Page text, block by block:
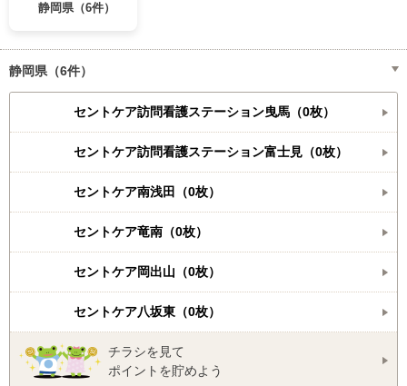
静岡県（6件）
静岡県（6件）
セントケア訪問看護ステーション曳馬（0枚）
セントケア訪問看護ステーション富士見（0枚）
セントケア南浅田（0枚）
セントケア竜南（0枚）
セントケア岡出山（0枚）
セントケア八坂東（0枚）
チラシを見て
ポイントを貯めよう